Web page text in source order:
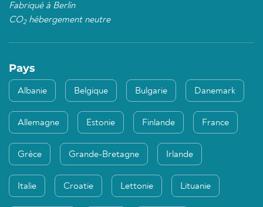
Fabriqué à Berlin
CO2hébergement neutre
Pays
Albanie Belgique Bulgarie Danemark
Allemagne Estonie Finlande France
Grèce Grande-Bretagne Irlande
Italie Croatie Lettonie Lituanie